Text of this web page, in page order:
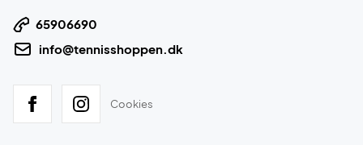
65906690
info@tennisshoppen.dk
Cookies